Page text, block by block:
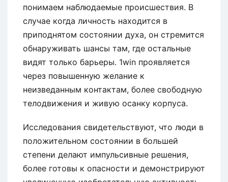
понимаем наблюдаемые происшествия. В
случае когда личность находится в
приподнятом состоянии духа, он стремится
обнаруживать шансы там, где остальные
видят только барьеры. 1win проявляется
через повышенную желание к
неизведанным контактам, более свободную
телодвижения и живую осанку корпуса.
Исследования свидетельствуют, что люди в
положительном состоянии в большей
степени делают импульсивные решения,
более готовы к опасности и демонстрируют